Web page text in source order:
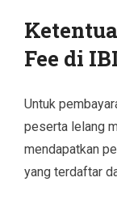
Fee di
Untuk
peserta lelang
mendapatkan
yang terdaftar